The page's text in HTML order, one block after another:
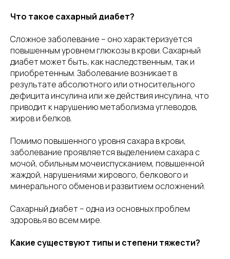
Что такое сахарный диабет?
Сложное заболевание – оно характеризуется
повышенным уровнем глюкозы в крови. Сахарный
диабет может быть, как наследственным, так и
приобретенным. Заболевание возникает в
результате абсолютного или относительного
дефицита инсулина или же действия инсулина, что
приводит к нарушению метаболизма углеводов,
жиров и белков.
Помимо повышенного уровня сахара в крови,
заболевание проявляется выделением сахара с
мочой, обильным мочеиспусканием, повышенной
жаждой, нарушениями жирового, белкового и
минерального обменов и развитием осложнений.
Сахарный диабет – одна из основных проблем
здоровья во всем мире.
Какие существуют типы и степени тяжести?